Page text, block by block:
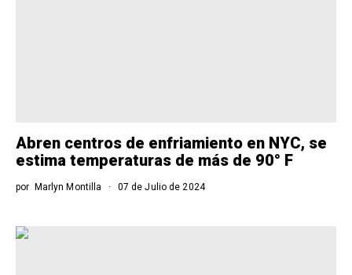
Abren centros de enfriamiento en NYC, se
estima temperaturas de más de 90° F
por Marlyn Montilla 07 de Julio de 2024